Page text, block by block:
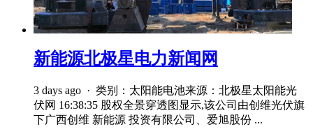
新能源北极星电力新闻网
3 days ago · 类别：太阳能电池来源：北极星太阳能光
伏网 16:38:35 股权全景穿透图显示,该公司由创维光伏旗
下广西创维 新能源 投资有限公司、爱旭股份 ...